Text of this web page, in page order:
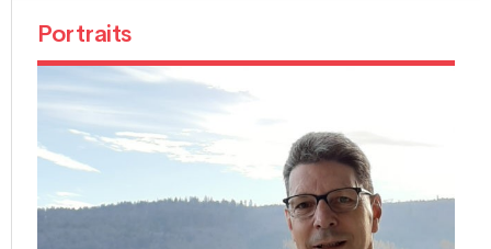
Portraits